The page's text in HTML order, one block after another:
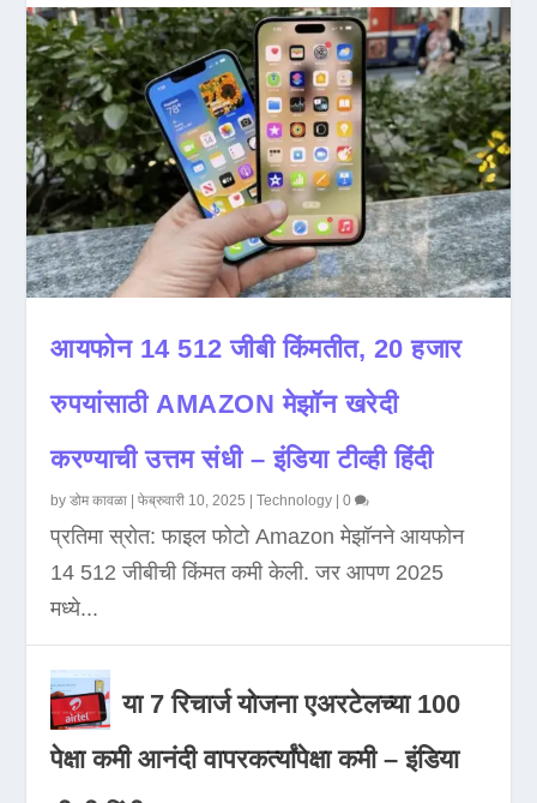
आयफोन 14 512 जीबी किंमतीत, 20 हजार
रुपयांसाठी AMAZON मेझॉन खरेदी
करण्याची उत्तम संधी – इंडिया टीव्ही हिंदी
byडोम कावळा |फेब्रुवारी 10, 2025 |Technology |0
प्रतिमा स्रोत: फाइल फोटो Amazon मेझॉनने आयफोन
14 512 जीबीची किंमत कमी केली. जर आपण 2025
मध्ये...
या 7 रिचार्ज योजना एअरटेलच्या 100
पेक्षा कमी आनंदी वापरकर्त्यांपेक्षा कमी – इंडिया